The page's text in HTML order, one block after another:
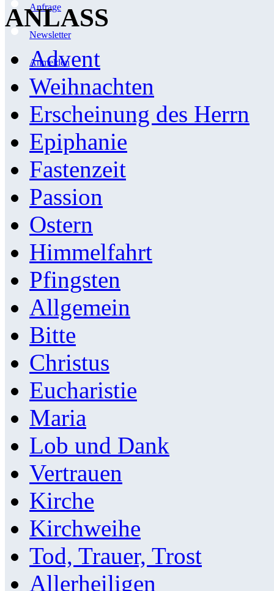
Anfrage
Newsletter
Anmelden
ANLASS
Advent
Weihnachten
Erscheinung des Herrn
Epiphanie
Fastenzeit
Passion
Ostern
Himmelfahrt
Pfingsten
Allgemein
Bitte
Christus
Eucharistie
Maria
Lob und Dank
Vertrauen
Kirche
Kirchweihe
Tod, Trauer, Trost
Allerheiligen